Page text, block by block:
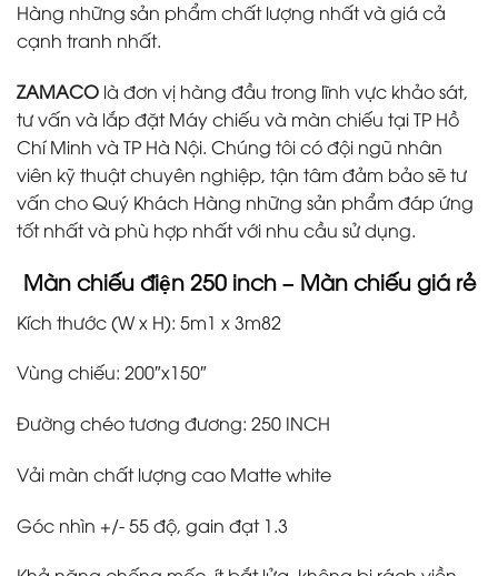
Hàng những sản phẩm chất lượng nhất và giá cả
cạnh tranh nhất.
ZAMACO là đơn vị hàng đầu trong lĩnh vực khảo sát,
tư vấn và lắp đặt Máy chiếu và màn chiếu tại TP Hồ
Chí Minh và TP Hà Nội. Chúng tôi có đội ngũ nhân
viên kỹ thuật chuyên nghiệp, tận tâm đảm bảo sẽ tư
vấn cho Quý Khách Hàng những sản phẩm đáp ứng
tốt nhất và phù hợp nhất với nhu cầu sử dụng.
Màn chiếu điện 250 inch – Màn chiếu giá rẻ
Kích thước (W x H): 5m1 x 3m82
Vùng chiếu: 200″x150″
Đường chéo tương đương: 250 INCH
Vải màn chất lượng cao Matte white
Góc nhìn +/- 55 độ, gain đạt 1.3